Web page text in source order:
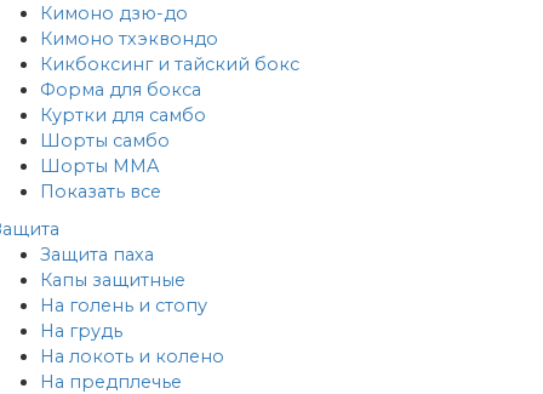
Кимоно дзю-до
Кимоно тхэквондо
Кикбоксинг и тайский бокс
Форма для бокса
Куртки для самбо
Шорты самбо
Шорты MMA
Показать все
Защита паха
Капы защитные
На голень и стопу
На грудь
На локоть и колено
На предплечье